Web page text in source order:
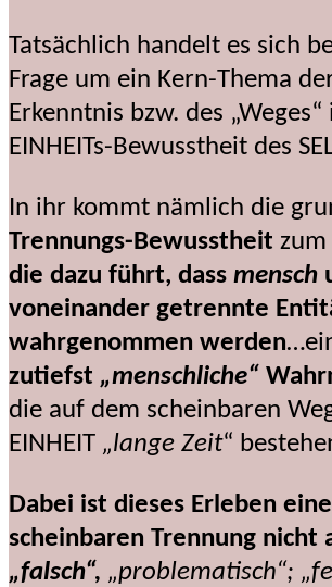
Tatsächlich handelt es sich
Frage um ein Kern-Thema der
Erkenntnis bzw. des
EINHEITs-Bewusstheit des
In ihr kommt nämlich die
Trennungs-Bewusstheit zum
die dazu führt, dass mensch
voneinander getrennte
wahrgenommen werden
zutiefst „menschliche“
die auf dem scheinbaren
EINHEIT „lange Zeit“
Dabei ist dieses Erleben
scheinbaren Trennung nicht
„falsch“, „problematisch“;